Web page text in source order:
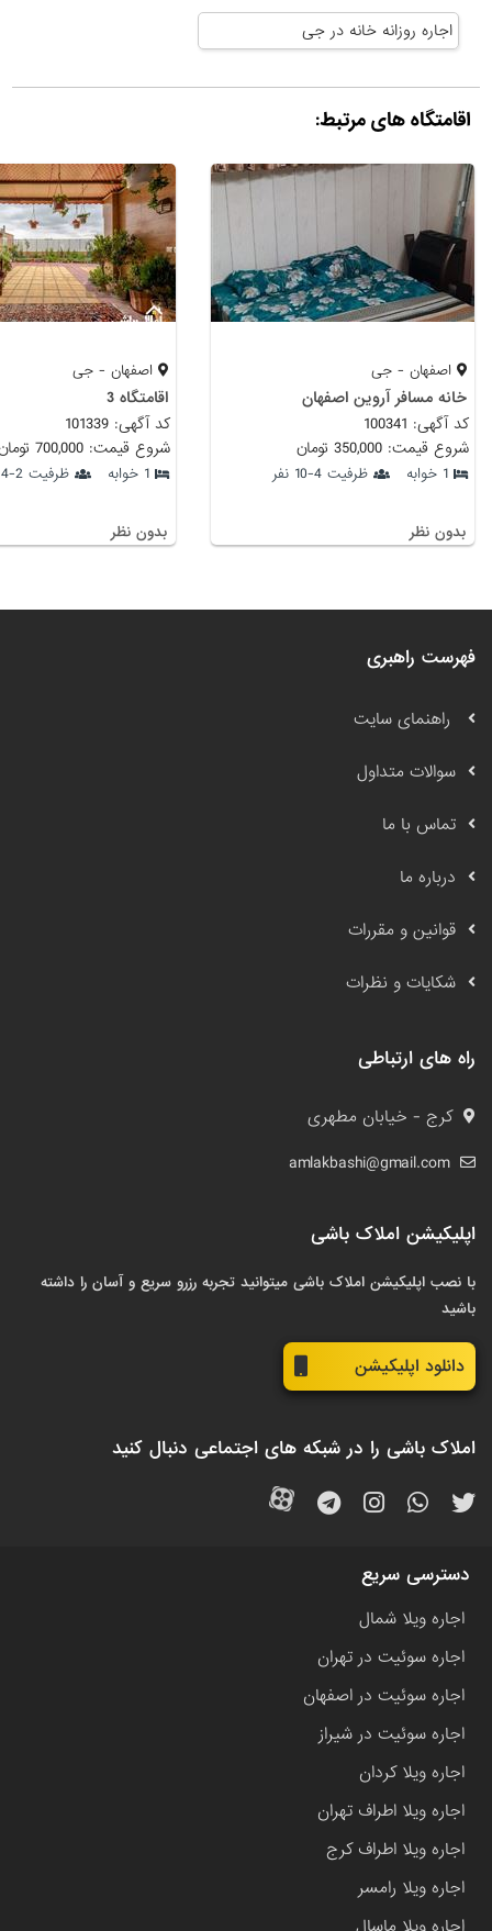
اجاره روزانه خانه در جی
اقامتگاه های مرتبط:
اصفهان - جی
خانه مسافر آروین اصفهان
کد آگهی: 100341
شروع قیمت: 350,000 تومان
1 خوابه ظرفیت 4-10 نفر
بدون نظر
اصفهان - جی
اقامتگاه 3
کد آگهی: 101339
شروع قیمت: 700,000 تومان
1 خوابه ظرفیت 2-4 نفر
بدون نظر
فهرست راهبری
راهنمای سایت
سوالات متداول
تماس با ما
درباره ما
قوانین و مقررات
شکایات و نظرات
راه های ارتباطی
کرج - خیابان مطهری
amlakbashi@gmail.com
اپلیکیشن املاک باشی
با نصب اپلیکیشن املاک باشی میتوانید تجربه رزرو سریع و آسان را داشته
باشید
دانلود اپلیکیشن
املاک باشی را در شبکه های اجتماعی دنبال کنید
دسترسی سریع
اجاره ویلا شمال
اجاره سوئیت در تهران
اجاره سوئیت در اصفهان
اجاره سوئیت در شیراز
اجاره ویلا کردان
اجاره ویلا اطراف تهران
اجاره ویلا اطراف کرج
اجاره ویلا رامسر